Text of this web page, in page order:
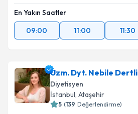
En Yakın Saatler
09:00
11:00 11:30
Uzm. Dyt. Nebile Dertli
Diyetisyen
İstanbul, Ataşehir
( Değerlendirme)